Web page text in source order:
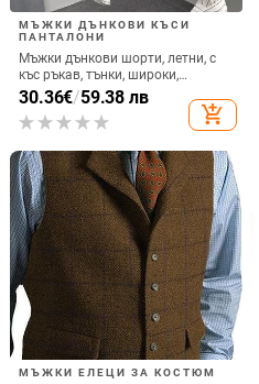
МЪЖКИ ДЪНКОВИ КЪСИ
ПАНТАЛОНИ
Мъжки дънкови шорти, летни, с
къс ръкав, тънки, широки,
модерни, маркови, с пет точки,
корейски стил, скъсани,
еластични, 5 красиви
30.36€/59.38 лв
add_shopping_cart
МЪЖКИ ЕЛЕЦИ ЗА КОСТЮМ